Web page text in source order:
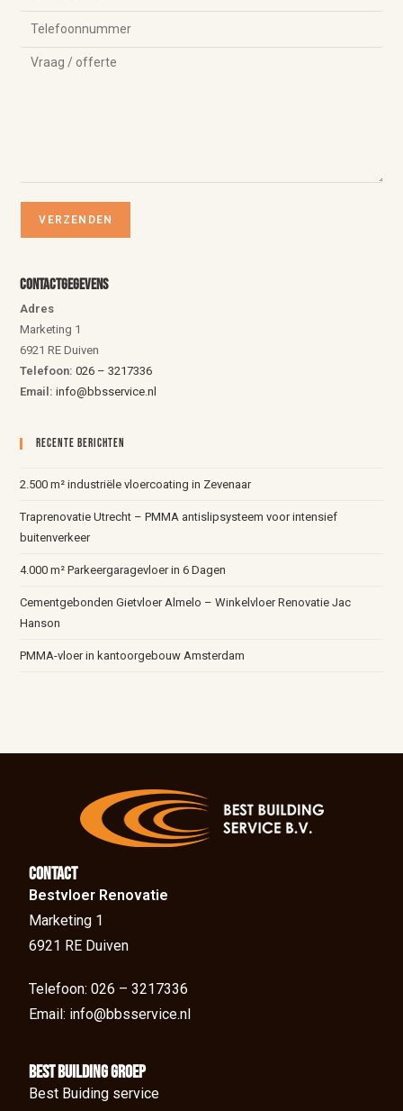
Contactgegevens
Adres
Marketing 1
6921 RE Duiven
Telefoon:026 – 3217336
Email: info@bbsservice.nl
Recente Berichten
2.500 m² industriële vloercoating in Zevenaar
Traprenovatie Utrecht – PMMA antislipsysteem voor intensief
buitenverkeer
4.000 m² Parkeergaragevloer in 6 Dagen
Cementgebonden Gietvloer Almelo – Winkelvloer Renovatie Jac
Hanson
PMMA-vloer in kantoorgebouw Amsterdam
Contact
Bestvloer Renovatie
Marketing 1
6921 RE Duiven
Telefoon: 026 – 3217336
Email: info@bbsservice.nl
BEst Building groep
Best Buiding service